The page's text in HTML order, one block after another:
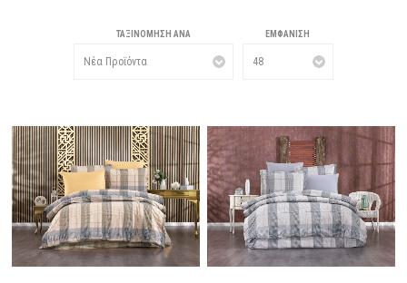
ΤΑΞΙΝΌΜΗΣΗ ΑΝΆ ΕΜΦΆΝΙΣΗ